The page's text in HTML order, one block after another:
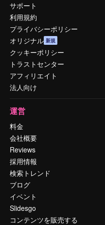
サポート
利用規約
プライバシーポリシー
オリジナル 新規
クッキーポリシー
トラストセンター
アフィリエイト
法人向け
運営
料金
会社概要
Reviews
採用情報
検索トレンド
ブログ
イベント
Slidesgo
コンテンツを販売する